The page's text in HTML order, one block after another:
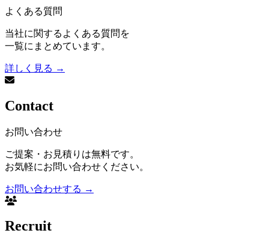
よくある質問
当社に関するよくある質問を
一覧にまとめています。
詳しく見る →
Contact
お問い合わせ
ご提案・お見積りは無料です。
お気軽にお問い合わせください。
お問い合わせする →
Recruit